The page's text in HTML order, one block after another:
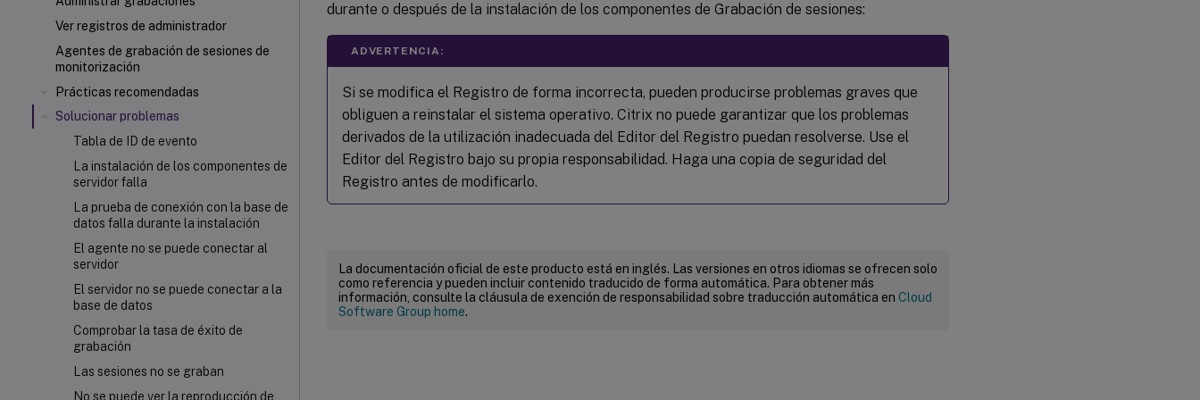
Ver registros de administrador
Agentes de grabación de sesiones de
monitorización
Prácticas recomendadas
Solucionar problemas
Tabla de ID de evento
La instalación de los componentes de
servidor falla
La prueba de conexión con la base de
datos falla durante la instalación
El agente no se puede conectar al
servidor
El servidor no se puede conectar a la
base de datos
Comprobar la tasa de éxito de
grabación
Las sesiones no se graban
No se puede ver la reproducción de
durante o después de la instalación de los componentes de Grabación de sesiones:
ADVERTENCIA:
Si se modifica el Registro de forma incorrecta, pueden producirse problemas graves que
obliguen a reinstalar el sistema operativo. Citrix no puede garantizar que los problemas
derivados de la utilización inadecuada del Editor del Registro puedan resolverse. Use el
Editor del Registro bajo su propia responsabilidad. Haga una copia de seguridad del
Registro antes de modificarlo.
La documentación oficial de este producto está en inglés. Las versiones en otros idiomas se ofrecen solo
como referencia y pueden incluir contenido traducido de forma automática. Para obtener más
información, consulte la cláusula de exención de responsabilidad sobre traducción automática en Cloud
Software Group home.